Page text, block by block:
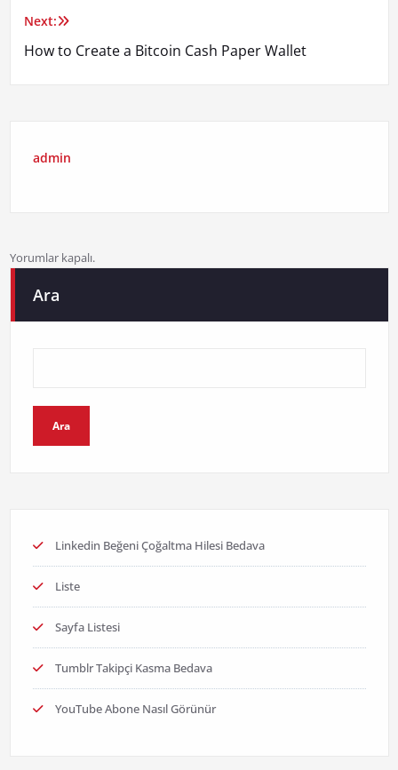
Next:
How to Create a Bitcoin Cash Paper Wallet
admin
Yorumlar kapalı.
Ara
Ara
Linkedin Beğeni Çoğaltma Hilesi Bedava
Liste
Sayfa Listesi
Tumblr Takipçi Kasma Bedava
YouTube Abone Nasıl Görünür